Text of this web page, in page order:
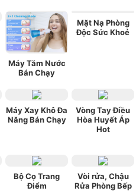
Máy Tăm Nước
Bán Chạy
Mặt Nạ Phòng
Độc Sức Khoẻ
Máy Xay Khô Đa
Năng Bán Chạy
Vòng Tay Điều
Hòa Huyết Áp
Hot
Bộ Cọ Trang
Điểm
Vòi rửa, Chậu
Rửa Phòng Bếp